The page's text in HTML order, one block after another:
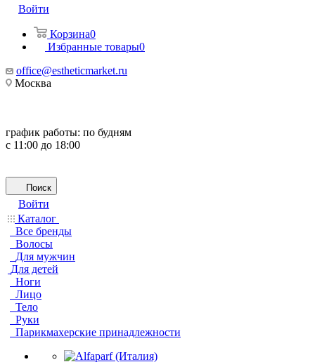
Войти
Корзина0
Избранные товары0
office@estheticmarket.ru
Москва
график работы: по будням
с 11:00 до 18:00
Поиск
Войти
Каталог
Все бренды
Волосы
Для мужчин
Для детей
Ноги
Лицо
Тело
Руки
Парикмахерские принадлежности